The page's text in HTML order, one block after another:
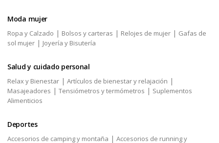
Moda mujer
Ropa y Calzado | Bolsos y carteras | Relojes de mujer | Gafas de
sol mujer | Joyería y Bisutería
Salud y cuidado personal
Relax y Bienestar | Artículos de bienestar y relajación |
Masajeadores | Tensiómetros y termómetros | Suplementos
Alimenticios
Deportes
Accesorios de camping y montaña | Accesorios de running y